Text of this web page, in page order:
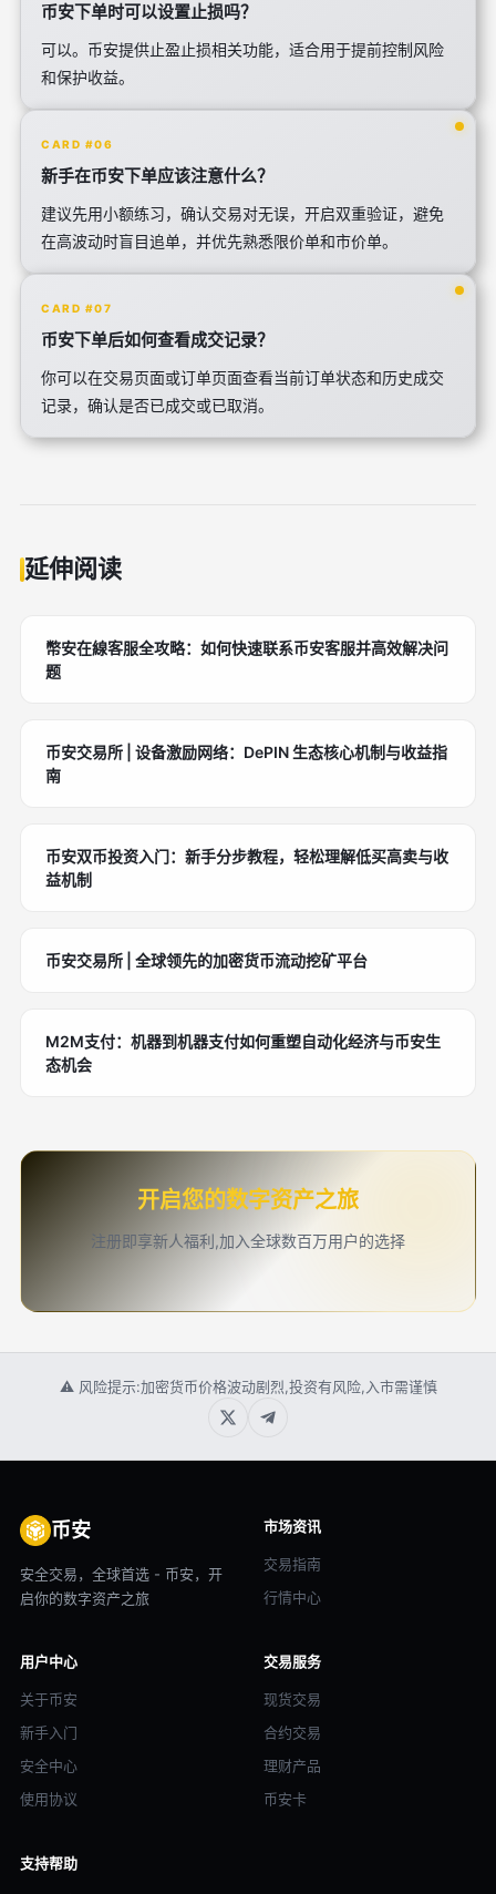
币安下单时可以设置止损吗？
可以。币安提供止盈止损相关功能，适合用于提前控制风险
和保护收益。
CARD #06
新手在币安下单应该注意什么？
建议先用小额练习，确认交易对无误，开启双重验证，避免
在高波动时盲目追单，并优先熟悉限价单和市价单。
CARD #07
币安下单后如何查看成交记录？
你可以在交易页面或订单页面查看当前订单状态和历史成交
记录，确认是否已成交或已取消。
延伸阅读
幣安在線客服全攻略：如何快速联系币安客服并高效解决问
题
币安交易所 | 设备激励网络：DePIN 生态核心机制与收益指
南
币安双币投资入门：新手分步教程，轻松理解低买高卖与收
益机制
币安交易所 | 全球领先的加密货币流动挖矿平台
M2M支付：机器到机器支付如何重塑自动化经济与币安生
态机会
开启您的数字资产之旅
注册即享新人福利,加入全球数百万用户的选择
⚠ 风险提示:加密货币价格波动剧烈,投资有风险,入市需谨慎
币安
安全交易，全球首选 - 币安，开
启你的数字资产之旅
市场资讯
交易指南
行情中心
用户中心
关于币安
新手入门
安全中心
使用协议
交易服务
现货交易
合约交易
理财产品
币安卡
支持帮助